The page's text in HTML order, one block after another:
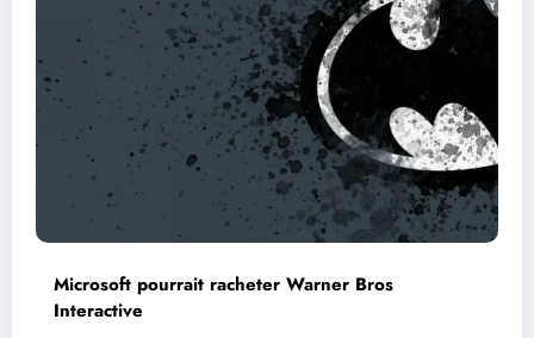
Microsoft pourrait racheter Warner Bros
Interactive